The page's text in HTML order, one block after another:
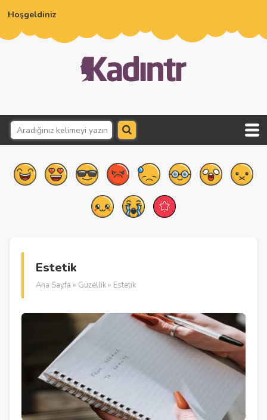
Hoşgeldiniz
Estetik
Ana Sayfa » Güzellik » Estetik